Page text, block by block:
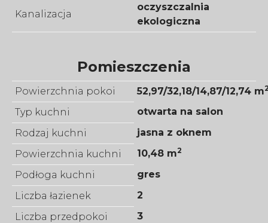
Kanalizacja
oczyszczalnia
ekologiczna
Pomieszczenia
Powierzchnia pokoi 52,97/32,18/14,87/12,74 m
Typ kuchni
otwarta na salon
Rodzaj kuchni
jasna z oknem
Powierzchnia kuchni
10,48 m2
Podłoga kuchni
gres
Liczba łazienek
2
Liczba przedpokoi
3